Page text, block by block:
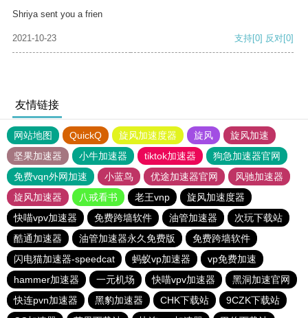
Shriya sent you a frien
2021-10-23 支持[0] 反对[0]
友情链接
网站地图 QuickQ 旋风加速度器 旋风
旋风加速
坚果加速器
小牛加速器 tiktok加速器
狗急加速器官网
免费vqn外网加速
小蓝鸟 优途加速器官网
风驰加速器
旋风加速器
八戒看书 老王vnp
旋风加速度器
快喵vpv加速器
免费跨墙软件 油管加速器
次玩下载站
酷通加速器
油管加速器永久免费版
免费跨墙软件
闪电猫加速器-speedcat
蚂蚁vp加速器
vp免费加速
hammer加速器
一元机场 快喵vpv加速器
黑洞加速官网
快连pvn加速器
黑豹加速器 CHK下载站
9CZK下载站